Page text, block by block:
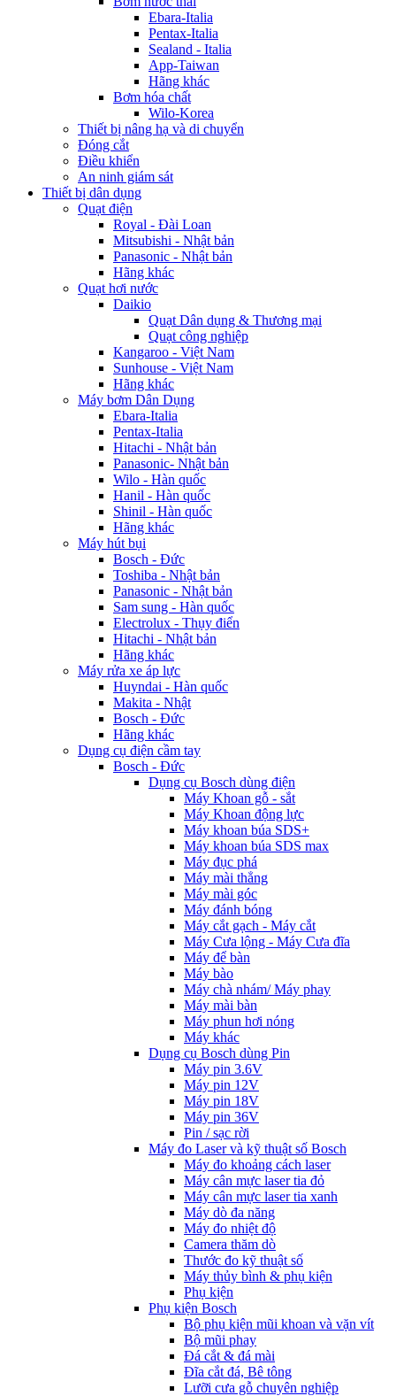
Ebara-Italia
Pentax-Italia
Sealand - Italia
App-Taiwan
Hãng khác
Bơm hóa chất
Wilo-Korea
Thiết bị nâng hạ và di chuyển
Đóng cắt
Điều khiển
An ninh giám sát
Thiết bị dân dụng
Quạt điện
Royal - Đài Loan
Mitsubishi - Nhật bản
Panasonic - Nhật bản
Hãng khác
Quạt hơi nước
Daikio
Quạt Dân dụng & Thương mại
Quạt công nghiệp
Kangaroo - Việt Nam
Sunhouse - Việt Nam
Hãng khác
Máy bơm Dân Dụng
Ebara-Italia
Pentax-Italia
Hitachi - Nhật bản
Panasonic- Nhật bản
Wilo - Hàn quốc
Hanil - Hàn quốc
Shinil - Hàn quốc
Hãng khác
Máy hút bụi
Bosch - Đức
Toshiba - Nhật bản
Panasonic - Nhật bản
Sam sung - Hàn quốc
Electrolux - Thụy điển
Hitachi - Nhật bản
Hãng khác
Máy rửa xe áp lực
Huyndai - Hàn quốc
Makita - Nhật
Bosch - Đức
Hãng khác
Dụng cụ điện cầm tay
Bosch - Đức
Dụng cụ Bosch dùng điện
Máy Khoan gỗ - sắt
Máy Khoan động lực
Máy khoan búa SDS+
Máy khoan búa SDS max
Máy đục phá
Máy mài thẳng
Máy mài góc
Máy đánh bóng
Máy cắt gạch - Máy cắt
Máy Cưa lộng - Máy Cưa đĩa
Máy để bàn
Máy bào
Máy chà nhám/ Máy phay
Máy mài bàn
Máy phun hơi nóng
Máy khác
Dụng cụ Bosch dùng Pin
Máy pin 3.6V
Máy pin 12V
Máy pin 18V
Máy pin 36V
Pin / sạc rời
Máy đo Laser và kỹ thuật số Bosch
Máy đo khoảng cách laser
Máy cân mực laser tia đỏ
Máy cân mực laser tia xanh
Máy dò đa năng
Máy đo nhiệt độ
Camera thăm dò
Thước đo kỹ thuật số
Máy thủy bình & phụ kiện
Phụ kịện
Phụ kiện Bosch
Bộ phụ kiện mũi khoan và vặn vít
Bộ mũi phay
Đá cắt & đá mài
Đĩa cắt đá, Bê tông
Lưỡi cưa gỗ chuyên nghiệp